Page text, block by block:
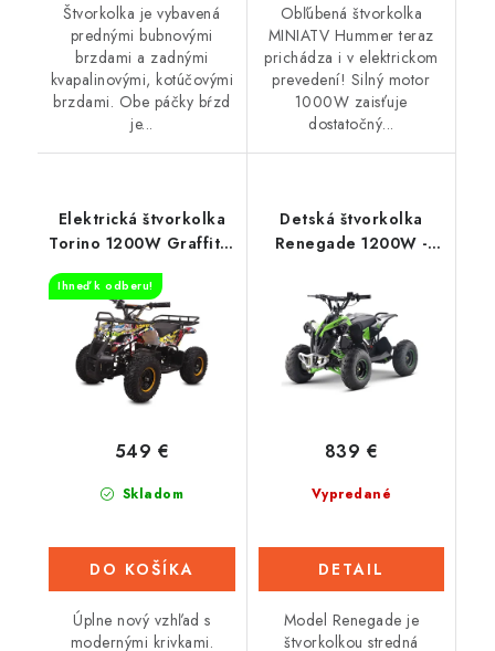
Štvorkolka je vybavená
prednými bubnovými
brzdami a zadnými
kvapalinovými, kotúčovými
brzdami. Obe páčky bŕzd
je...
Obľúbená štvorkolka
MINIATV Hummer teraz
prichádza i v elektrickom
prevedení! Silný motor
1000W zaisťuje
dostatočný...
Elektrická štvorkolka
Torino 1200W Graffiti -
Ihneď k odberu!
Skladom
549 €
DO KOŠÍKA
Úplne nový vzhľad s
modernými krivkami.
Detská štvorkolka
Renegade 1200W -
Vypredané
839 €
DETAIL
Model Renegade je
štvorkolkou stredná